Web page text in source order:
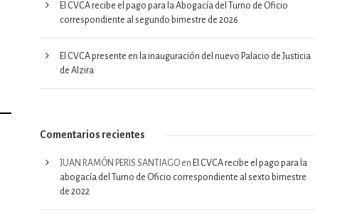
El CVCA recibe el pago para la Abogacía del Turno de Oficio
correspondiente al segundo bimestre de 2026
El CVCA presente en la inauguración del nuevo Palacio de Justicia
de Alzira
Comentarios recientes
JUAN RAMÓN PERIS SANTIAGO en El CVCA recibe el pago para la
abogacía del Turno de Oficio correspondiente al sexto bimestre
de 2022